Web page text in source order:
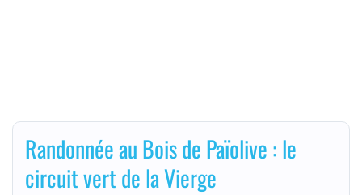
Randonnée au Bois de Païolive : le
circuit vert de la Vierge